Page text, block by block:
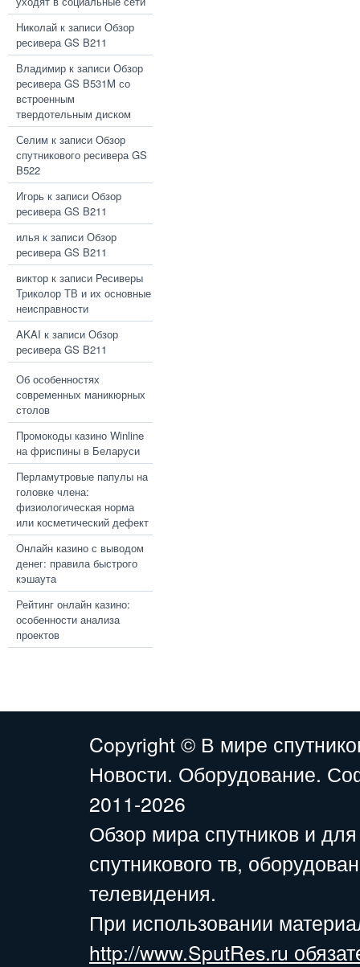
Николай к записи Обзор
ресивера GS B211
Владимир к записи Обзор
ресивера GS B531M со
встроенным
твердотельным диском
Селим к записи Обзор
спутникового ресивера GS
B522
Игорь к записи Обзор
ресивера GS B211
илья к записи Обзор
ресивера GS B211
виктор к записи Ресиверы
Триколор ТВ и их основные
неисправности
AKAI к записи Обзор
ресивера GS B211
Об особенностях
современных маникюрных
столов
Промокоды казино Winline
на фриспины в Беларуси
Перламутровые папулы на
головке члена:
физиологическая норма
или косметический дефект
Онлайн казино с выводом
денег: правила быстрого
кэшаута
Рейтинг онлайн казино:
особенности анализа
проектов
Copyright © В мире
Новости. Оборудование.
2011-2026
Обзор мира спутников и
спутникового тв,
телевидения.
При использовании
http://www.SputRes.ru